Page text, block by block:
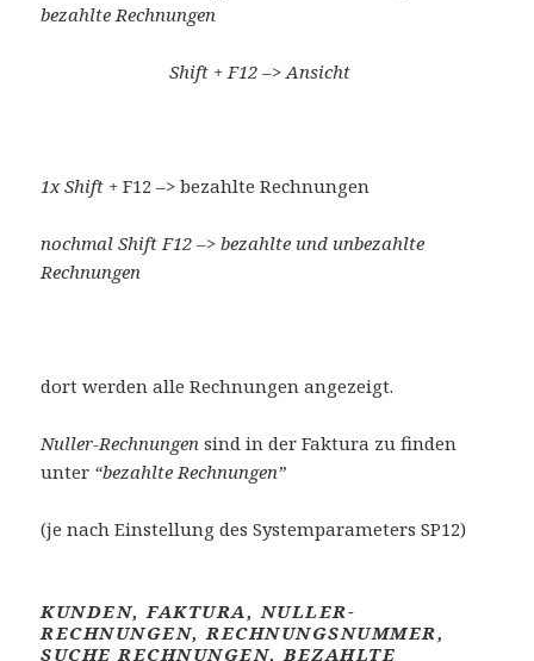
bezahlte Rechnungen
Shift + F12 –> Ansicht
1x Shift +F12 –> bezahlte Rechnungen
nochmal Shift F12 –> bezahlte und unbezahlte
Rechnungen
dort werden alle Rechnungen angezeigt.
Nuller-Rechnungen sind in der Faktura zu finden
unter “bezahlte Rechnungen”
(je nach Einstellung des Systemparameters SP12)
KUNDEN, FAKTURA, NULLER-
RECHNUNGEN, RECHNUNGSNUMMER,
SUCHE RECHNUNGEN, BEZAHLTE